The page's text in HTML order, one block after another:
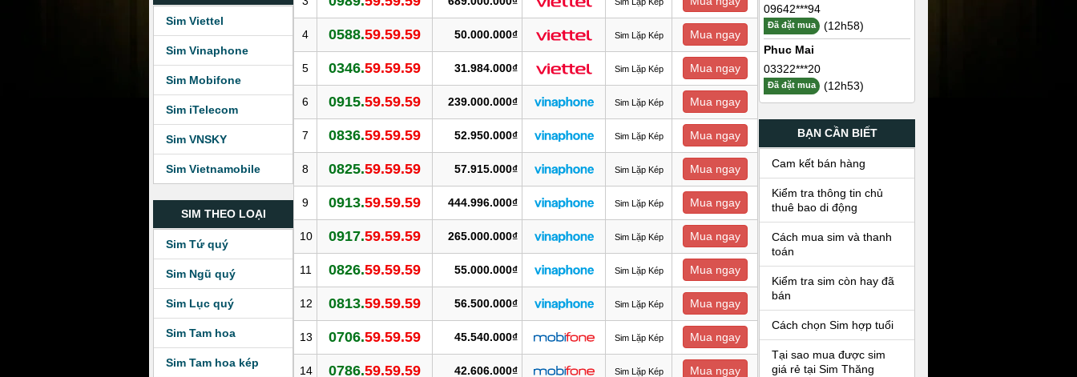
Sim Viettel
Sim Vinaphone
Sim Mobifone
Sim iTelecom
Sim VNSKY
Sim Vietnamobile
SIM THEO LOẠI
Sim Tứ quý
Sim Ngũ quý
Sim Lục quý
Sim Tam hoa
Sim Tam hoa kép
4 0588.59.59.59 50.000.000₫ Sim Lặp Kép Mua ngay
5 0346.59.59.59 31.984.000₫ Sim Lặp Kép Mua ngay
6 0915.59.59.59 239.000.000₫ Sim Lặp Kép Mua ngay
7 0836.59.59.59 52.950.000₫ Sim Lặp Kép Mua ngay
8 0825.59.59.59 57.915.000₫ Sim Lặp Kép Mua ngay
9 0913.59.59.59 444.996.000₫ Sim Lặp Kép Mua ngay
10 0917.59.59.59 265.000.000₫ Sim Lặp Kép Mua ngay
11 0826.59.59.59 55.000.000₫ Sim Lặp Kép Mua ngay
12 0813.59.59.59 56.500.000₫ Sim Lặp Kép Mua ngay
13 0706.59.59.59 45.540.000₫ Sim Lặp Kép Mua ngay
14 0786.59.59.59 42.606.000₫ Sim Lặp Kép Mua ngay
09642***94
Đã đặt mua
(12h58)
Phuc Mai
03322***20
Đã đặt mua (12h53)
BẠN CẦN BIẾT
Cam kết bán hàng
Kiểm tra thông tin chủ
thuê bao di động
Cách mua sim và thanh
toán
Kiểm tra sim còn hay đã
bán
Cách chọn Sim hợp tuổi
Tại sao mua được sim
giá rẻ tại Sim Thăng